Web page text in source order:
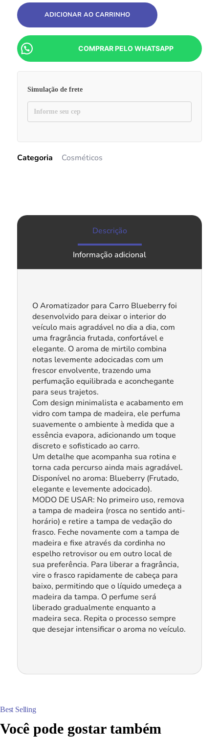
ADICIONAR AO CARRINHO
COMPRAR PELO WHATSAPP
Simulação de frete
Categoria Cosméticos
Descrição
Informação adicional
O Aromatizador para Carro Blueberry foi
desenvolvido para deixar o interior do
veículo mais agradável no dia a dia, com
uma fragrância frutada, confortável e
elegante. O aroma de mirtilo combina
notas levemente adocicadas com um
frescor envolvente, trazendo uma
perfumação equilibrada e aconchegante
para seus trajetos.
Com design minimalista e acabamento em
vidro com tampa de madeira, ele perfuma
suavemente o ambiente à medida que a
essência evapora, adicionando um toque
discreto e sofisticado ao carro.
Um detalhe que acompanha sua rotina e
torna cada percurso ainda mais agradável.
Disponível no aroma: Blueberry (Frutado,
elegante e levemente adocicado).
MODO DE USAR: No primeiro uso, remova
a tampa de madeira (rosca no sentido anti-
horário) e retire a tampa de vedação do
frasco. Feche novamente com a tampa de
madeira e fixe através da cordinha no
espelho retrovisor ou em outro local de
sua preferência. Para liberar a fragrância,
vire o frasco rapidamente de cabeça para
baixo, permitindo que o líquido umedeça a
madeira da tampa. O perfume será
liberado gradualmente enquanto a
madeira seca. Repita o processo sempre
que desejar intensificar o aroma no veículo.
Você pode gostar também